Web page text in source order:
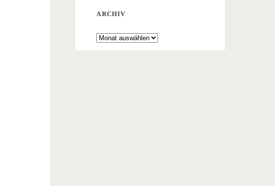
ARCHIV
Archiv